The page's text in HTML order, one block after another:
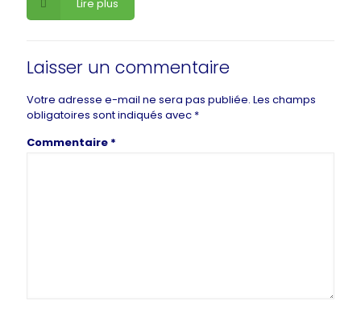
Lire plus
Laisser un commentaire
Votre adresse e-mail ne sera pas publiée. Les champs
obligatoires sont indiqués avec *
Commentaire *